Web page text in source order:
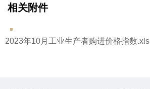
相关附件
2023年10月工业生产者购进价格指数.xls